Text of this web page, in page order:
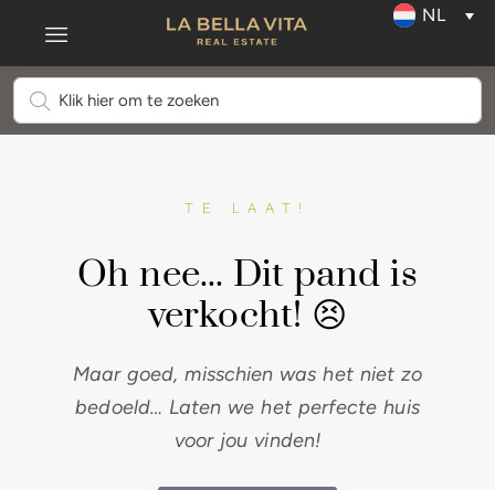
NL
TE LAAT!
Oh nee... Dit pand is
verkocht! 😣
Maar goed, misschien was het niet zo
bedoeld… Laten we het perfecte huis
voor jou vinden!